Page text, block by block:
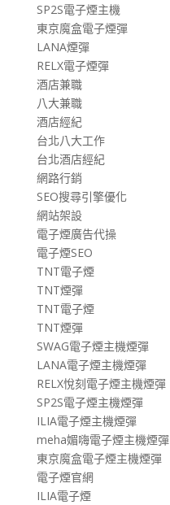
SP2S電子煙主機
東京魔盒電子煙彈
LANA煙彈
RELX電子煙彈
酒店兼職
八大兼職
酒店經紀
台北八大工作
台北酒店經紀
網路行銷
SEO搜尋引擎優化
網站架設
電子煙廣告代操
電子煙SEO
TNT電子煙
TNT煙彈
TNT電子煙
TNT煙彈
SWAG電子煙主機煙彈
LANA電子煙主機煙彈
RELX悅刻電子煙主機煙彈
SP2S電子煙主機煙彈
ILIA電子煙主機煙彈
meha媚嗨電子煙主機煙彈
東京魔盒電子煙主機煙彈
電子煙官網
ILIA電子煙